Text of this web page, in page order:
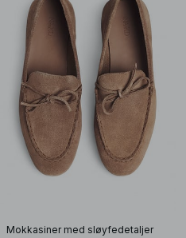
Mokkasiner med sløyfedetaljer